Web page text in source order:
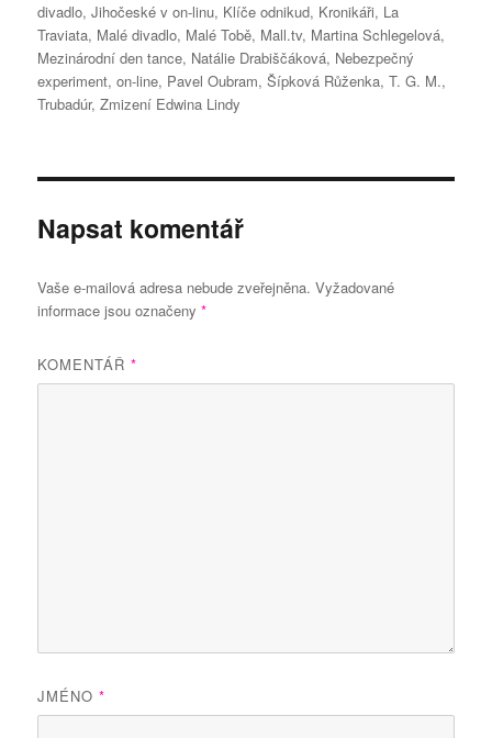
divadlo,Jihočeské v on-linu, Klíče odnikud, Kronikáři, La
Traviata, Malé divadlo, Malé Tobě, Mall.tv, Martina Schlegelová,
Mezinárodní den tance, Natálie Drabiščáková, Nebezpečný
experiment,on-line, Pavel Oubram,Šípková Růženka,T. G. M.,
Trubadúr,Zmizení Edwina Lindy
Napsat komentář
Vaše e-mailová adresa nebude zveřejněna. Vyžadované
informace jsou označeny*
KOMENTÁŘ*
JMÉNO*